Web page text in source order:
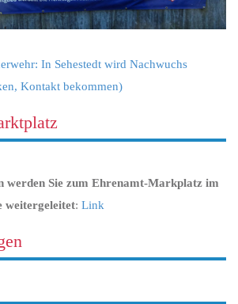
In Sehestedt wird Nachwuchs
Kontakt bekommen)
werden Sie zum Ehrenamt-Markplatz im
weitergeleitet: Link